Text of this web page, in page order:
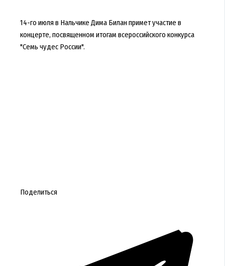
14-го июля в Нальчике Дима Билан примет участие в
концерте, посвященном итогам всероссийского конкурса
"Семь чудес России".
Поделиться